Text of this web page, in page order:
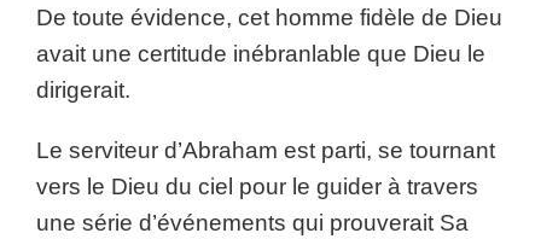
De toute évidence, cet homme fidèle de Dieu
avait une certitude inébranlable que Dieu le
dirigerait.
Le serviteur d’Abraham est parti, se tournant
vers le Dieu du ciel pour le guider à travers
une série d’événements qui prouverait Sa